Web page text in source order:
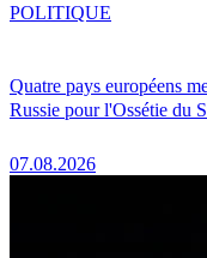
Quatre pays européens
Russie pour l'Ossétie du
07.08.2026
POLITIQUE